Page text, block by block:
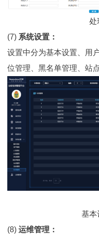
处
(7) 系统设置：
设置中分为基本设置、用
位管理、黑名单管理、站
基本
(8) 运维管理 ：